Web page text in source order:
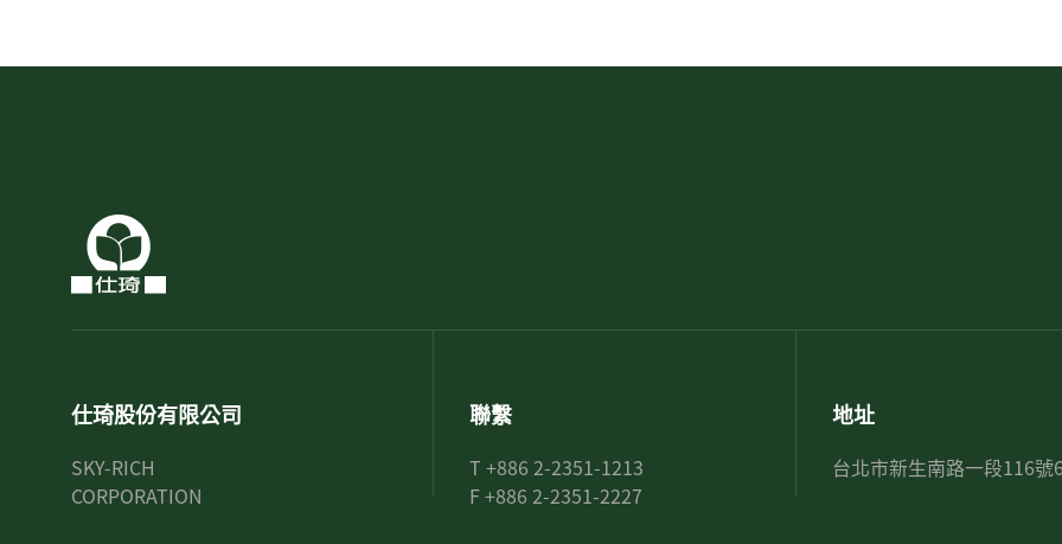
仕琦股份有限公司
SKY-RICH
CORPORATION
聯繫
T +886 2-2351-1213
F +886 2-2351-2227
地址
台北市新生南路一段116號